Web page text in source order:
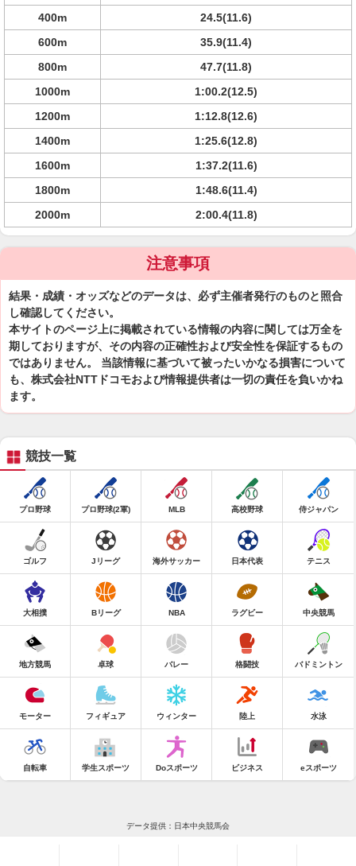
400m
24.5(11.6)
600m
35.9(11.4)
800m
47.7(11.8)
1000m
1:00.2(12.5)
1200m
1:12.8(12.6)
1400m
1:25.6(12.8)
1600m
1:37.2(11.6)
1800m
1:48.6(11.4)
2000m
2:00.4(11.8)
注意事項
結果・成績・オッズなどのデータは、必ず主催者発行のものと照合
し確認してください。
本サイトのページ上に掲載されている情報の内容に関しては万全を
期しておりますが、その内容の正確性および安全性を保証するもの
ではありません。 当該情報に基づいて被ったいかなる損害について
も、株式会社NTTドコモおよび情報提供者は一切の責任を負いかね
ます。
競技一覧
プロ野球 プロ野球(2軍) MLB 高校野球 侍ジャパン
ゴルフ Jリーグ 海外サッカー 日本代表 テニス
大相撲 Bリーグ NBA ラグビー 中央競馬
地方競馬 卓球 バレー 格闘技 バドミントン
モーター フィギュア ウィンター 陸上 水泳
自転車 学生スポーツ Doスポーツ ビジネス eスポーツ
データ提供：日本中央競馬会